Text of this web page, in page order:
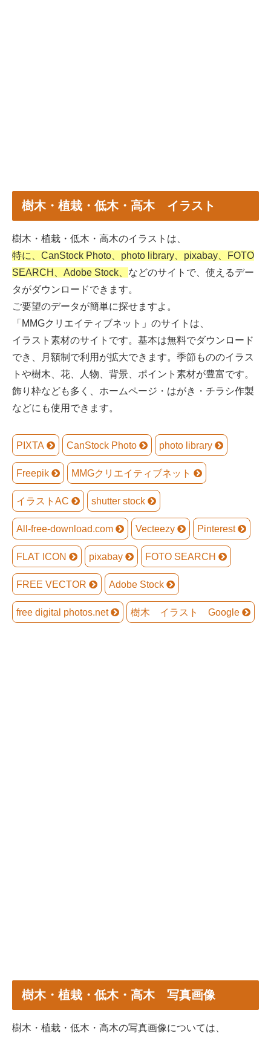
樹木・植栽・低木・高木 イラスト
樹木・植栽・低木・高木のイラストは、
特に、CanStock Photo、photo library、pixabay、FOTO
SEARCH、Adobe Stock、 などのサイトで、使えるデー
タがダウンロードできます。
ご要望のデータが簡単に探せますよ。
「MMGクリエイティブネット」のサイトは、
イラスト素材のサイトです。基本は無料でダウンロード
でき、月額制で利用が拡大できます。季節もののイラス
トや樹木、花、人物、背景、ポイント素材が豊富です。
飾り枠なども多く、ホームページ・はがき・チラシ作製
などにも使用できます。
PIXTA CanStock Photo photo library
Freepik MMGクリエイティブネット
イラストAC shutter stock
All-free-download.com Vecteezy Pinterest
FLAT ICON pixabay FOTO SEARCH
FREE VECTOR Adobe Stock
free digital photos.net 樹木 イラスト Google
樹木・植栽・低木・高木 写真画像
樹木・植栽・低木・高木の写真画像については、